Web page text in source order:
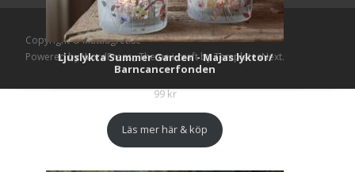
Ljuslykta Summer Garden - Majas lyktor/
Barncancerfonden
99kr
Läs mer här & köp
Copyright © Mattlagret.se
Powered by WordPress, Themei-craftby TemplatesNext.